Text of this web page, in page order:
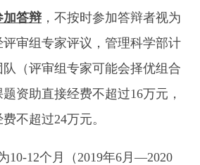
加答辩 ，不按时参加答辩者视为
审组专家评议，管理科学部计
（评审组专家可能会择优组合
资助直接经费不超过16万元，
不超过24万元。
12个月（2019年6月—2020